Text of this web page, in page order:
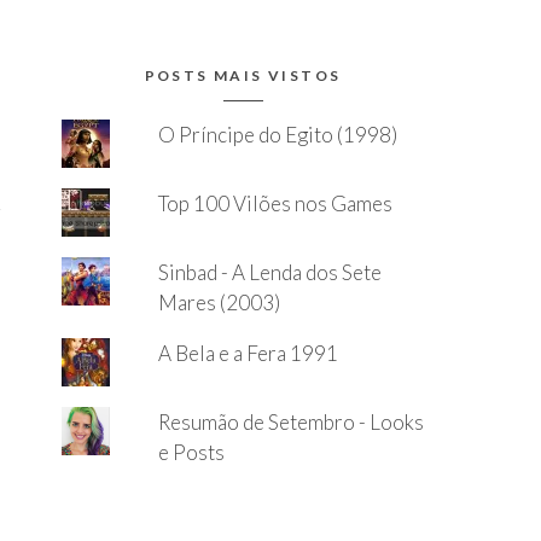
POSTS MAIS VISTOS
O Príncipe do Egito (1998)
Top 100 Vilões nos Games
Sinbad - A Lenda dos Sete
Mares (2003)
A Bela e a Fera 1991
Resumão de Setembro - Looks
e Posts